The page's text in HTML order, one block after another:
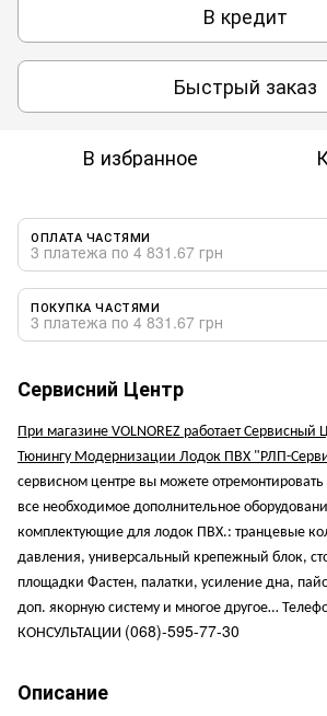
В кредит
Быстрый заказ
В избранное
ОПЛАТА ЧАСТЯМИ
3 платежа по 4 831.67 грн
ПОКУПКА ЧАСТЯМИ
3 платежа по 4 831.67 грн
Сервисний Центр
При магазине VOLNOREZ работает Сервисный
Тюнингу Модернизации Лодок ПВХ "РЛП-
сервисном центре вы можете отремонтировать
все необходимое дополнительное
комплектующие для лодок ПВХ.: транцевые
давления, универсальный крепежный блок,
площадки Фастен, палатки, усиление дна,
доп. якорную систему и многое другое…
КОНСУЛЬТАЦИИ (068)-595-77-30
Описание